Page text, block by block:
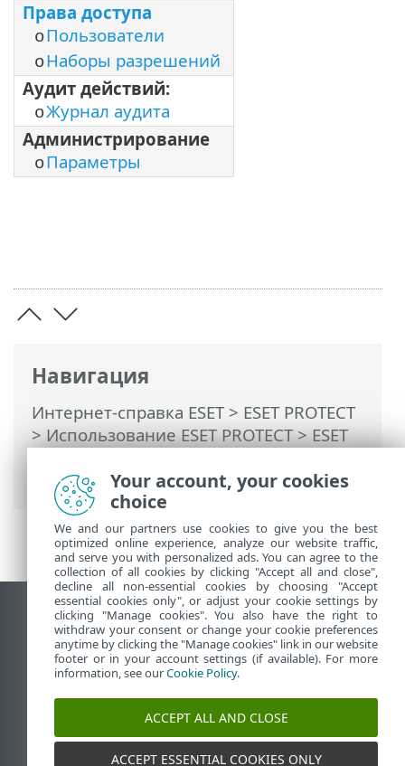
Навигация
Интернет-справка ESET> ESET PROTECT
>Использование ESET PROTECT>ESET
Дополнительно
Права доступа
oПользователи
oНаборы разрешений
Аудит действий:
oЖурнал аудита
Администрирование
oПараметры
Использовать сайт для ПК
End of Life
База знаний ESET
ESET Status Portal
Региональная поддержка
Your account, your cookies
choice
We and our partners use cookies to give you the best
optimized online experience, analyze our website traffic,
and serve you with personalized ads. You can agree to the
collection of all cookies by clicking "Accept all and close",
decline all non-essential cookies by choosing "Accept
essential cookies only", or adjust your cookie settings by
clicking "Manage cookies". You also have the right to
withdraw your consent or change your cookie preferences
anytime by clicking the "Manage cookies" link in our website
footer or in your account settings (if available). For more
information, see ourCookie Policy.
ACCEPT ALL AND CLOSE
ACCEPT ESSENTIAL COOKIES ONLY